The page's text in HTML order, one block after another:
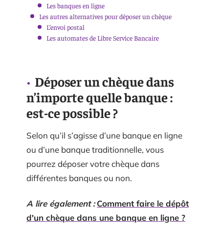
Les banques en ligne
Les autres alternatives pour déposer un chèque
L’envoi postal
Les automates de Libre Service Bancaire
Déposer un chèque dans
n’importe quelle banque :
est-ce possible ?
Selon qu’il s’agisse d’une banque en ligne
ou d’une banque traditionnelle, vous
pourrez déposer votre chèque dans
différentes banques ou non.
A lire également : Comment faire le dépôt
d'un chèque dans une banque en ligne ?